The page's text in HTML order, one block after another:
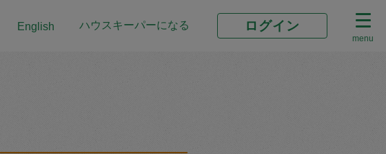
English ハウスキーパーになる ログイン
menu